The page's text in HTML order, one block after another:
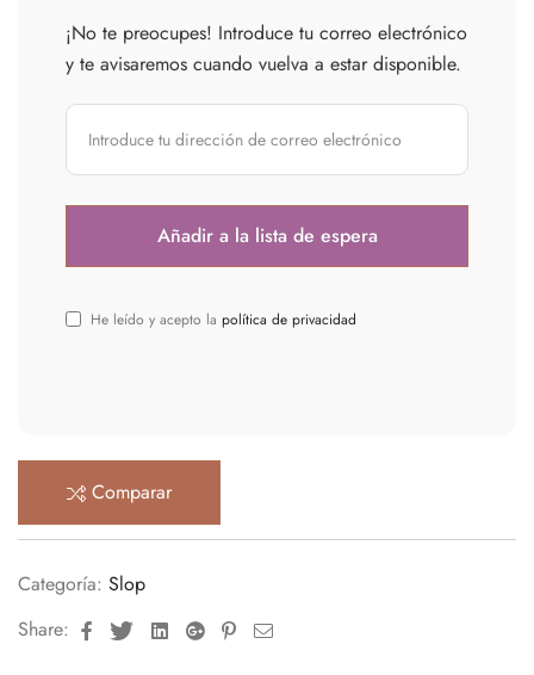
¡No te preocupes! Introduce tu correo electrónico
y te avisaremos cuando vuelva a estar disponible.
He leído y acepto la política de privacidad
Comparar
Categoría: Slop
Share:
FacebookTwitterLinkedinGoogle+Pinterest
Email